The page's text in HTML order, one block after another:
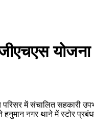
योजना
में संचालित सहकारी
हनुमान नगर थाने में स्टोर